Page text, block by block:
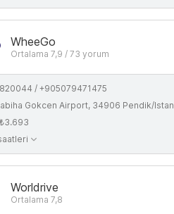
WheeGo
Ortalama 7,9 / 73 yorum
/ +905079471475
Gokcen Airport, 34906 Pendik/Istanbul, Turkey
Worldrive
Ortalama 7,8